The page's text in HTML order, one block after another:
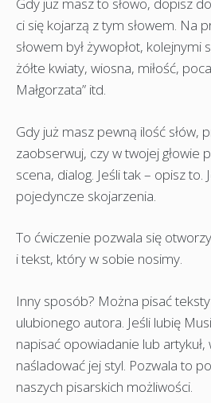
Gdy już masz to słowo, dopisz
ci się kojarzą z tym słowem. Na
słowem był żywopłot, kolejnymi
żółte kwiaty, wiosna, miłość,
Małgorzata” itd.
Gdy już masz pewną ilość słów,
zaobserwuj, czy w twojej głowie
scena, dialog. Jeśli tak – opisz to.
pojedyncze skojarzenia.
To ćwiczenie pozwala się
i tekst, który w sobie nosimy.
Inny sposób? Można pisać
ulubionego autora. Jeśli lubię
napisać opowiadanie lub
naśladować jej styl. Pozwala to
naszych pisarskich możliwości.